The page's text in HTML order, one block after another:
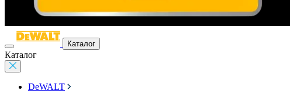
Каталог
Каталог
DeWALT